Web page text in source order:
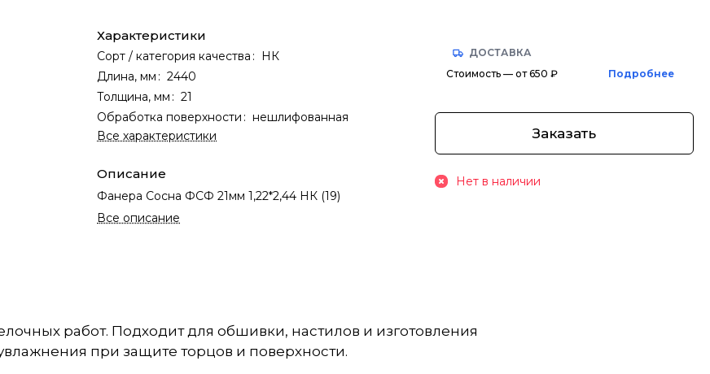
Характеристики
Сорт / категория качества : НК
Длина, мм : 2440
Толщина, мм : 21
Обработка поверхности : нешлифованная
Все характеристики
Описание
Фанера Сосна ФСФ 21мм 1,22*2,44 НК (19)
Все описание
ДОСТАВКА
Стоимость — от 650 ₽
Подробнее
Заказать
Нет в наличии
работ. Подходит для обшивки, настилов и изготовления
при защите торцов и поверхности.